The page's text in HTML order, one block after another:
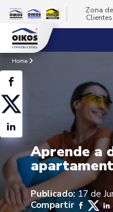
Zona de
Clientes
Home
Aprende a
Publicado:17 de
Compartir